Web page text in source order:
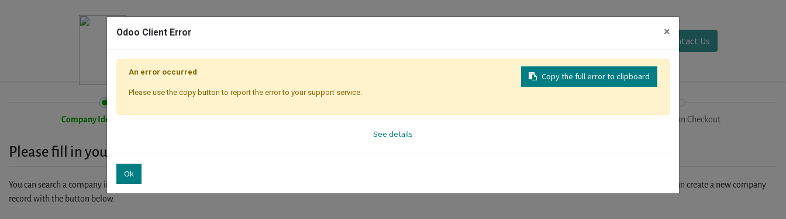
Contact Us
Company Identification Registration Checkout
Please fill in your company details
You can search a company in our database by name, VAT or enterprise ID. When a company is selected it will auto-complete the form. If you don't find your company in our database, you can create a new company
record with the button below.
Odoo Client Error ×
Copy the full error to clipboard
An error occurred
Please use the copy button to report the error to your support service.
See details
Ok